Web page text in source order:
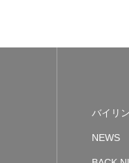
バイリ
NEWS